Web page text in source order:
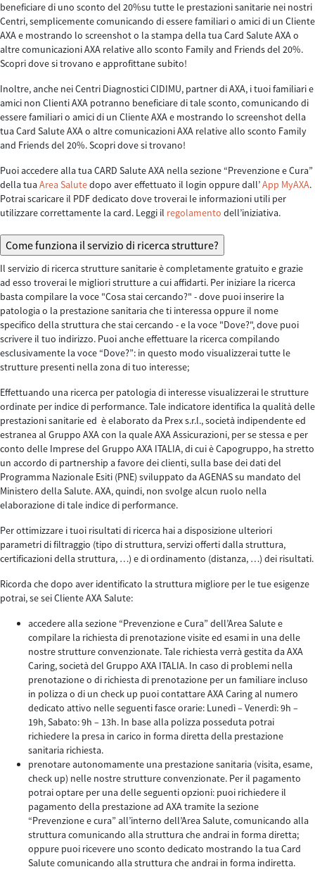
beneficiare di uno sconto del 20%su tutte le prestazioni sanitarie nei nostri
Centri, semplicemente comunicando di essere familiari o amici di un Cliente
AXA e mostrando lo screenshot o la stampa della tua Card Salute AXA o
altre comunicazioni AXA relative allo sconto Family and Friends del 20%.
Scopri dove si trovano e approfittane subito!
Inoltre, anche nei Centri Diagnostici CIDIMU, partner di AXA, i tuoi familiari e
amici non Clienti AXA potranno beneficiare di tale sconto, comunicando di
essere familiari o amici di un Cliente AXA e mostrando lo screenshot della
tua Card Salute AXA o altre comunicazioni AXA relative allo sconto Family
and Friends del 20%. Scopri dove si trovano!
Puoi accedere alla tua CARD Salute AXA nella sezione “Prevenzione e Cura”
della tuaArea Salutedopo aver effettuato il login oppure dall’App MyAXA.
Potrai scaricare il PDF dedicato dove troverai le informazioni utili per
utilizzare correttamente la card. Leggi il regolamento dell’iniziativa.
Come funziona il servizio di ricerca strutture?
Il servizio di ricerca strutture sanitarie è completamente gratuito e grazie
ad esso troverai le migliori strutture a cui affidarti. Per iniziare la ricerca
basta compilare la voce "Cosa stai cercando?" - dove puoi inserire la
patologia o la prestazione sanitaria che ti interessa oppure il nome
specifico della struttura che stai cercando - e la voce "Dove?", dove puoi
scrivere il tuo indirizzo. Puoi anche effettuare la ricerca compilando
esclusivamente la voce “Dove?”: in questo modo visualizzerai tutte le
strutture presenti nella zona di tuo interesse;
Effettuando una ricerca per patologia di interesse visualizzerai le strutture
ordinate per indice di performance. Tale indicatore identifica la qualità delle
prestazioni sanitarie ed è elaborato da Prex s.r.l., società indipendente ed
estranea al Gruppo AXA con la quale AXA Assicurazioni, per se stessa e per
conto delle Imprese del Gruppo AXA ITALIA, di cui è Capogruppo, ha stretto
un accordo di partnership a favore dei clienti, sulla base dei dati del
Programma Nazionale Esiti (PNE) sviluppato da AGENAS su mandato del
Ministero della Salute. AXA, quindi, non svolge alcun ruolo nella
elaborazione di tale indice di performance.
Per ottimizzare i tuoi risultati di ricerca hai a disposizione ulteriori
parametri di filtraggio (tipo di struttura, servizi offerti dalla struttura,
certificazioni della struttura, …) e di ordinamento (distanza, …) dei risultati.
Ricorda che dopo aver identificato la struttura migliore per le tue esigenze
potrai, se sei Cliente AXA Salute:
accedere alla sezione “Prevenzione e Cura” dell’Area Salute e
compilare la richiesta di prenotazione visite ed esami in una delle
nostre strutture convenzionate. Tale richiesta verrà gestita da AXA
Caring, società del Gruppo AXA ITALIA. In caso di problemi nella
prenotazione o di richiesta di prenotazione per un familiare incluso
in polizza o di un check up puoi contattare AXA Caring al numero
dedicato attivo nelle seguenti fasce orarie: Lunedì – Venerdì: 9h –
19h, Sabato: 9h – 13h. In base alla polizza posseduta potrai
richiedere la presa in carico in forma diretta della prestazione
sanitaria richiesta.
prenotare autonomamente una prestazione sanitaria (visita, esame,
check up) nelle nostre strutture convenzionate. Per il pagamento
potrai optare per una delle seguenti opzioni: puoi richiedere il
pagamento della prestazione ad AXA tramite la sezione
“Prevenzione e cura” all’interno dell’Area Salute, comunicando alla
struttura comunicando alla struttura che andrai in forma diretta;
oppure puoi ricevere uno sconto dedicato mostrando la tua Card
Salute comunicando alla struttura che andrai in forma indiretta.